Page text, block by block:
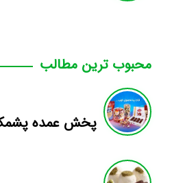
محبوب ترین مطالب
پخش عمده